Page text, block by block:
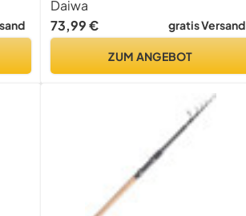
Daiwa
73,99 €
gratis Versand
ZUM ANGEBOT